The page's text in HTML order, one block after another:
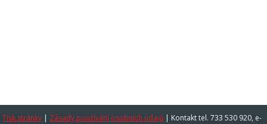
Tisk stránky | Zásady používání osobních údajů | Kontakt tel. 733 530 920, e-